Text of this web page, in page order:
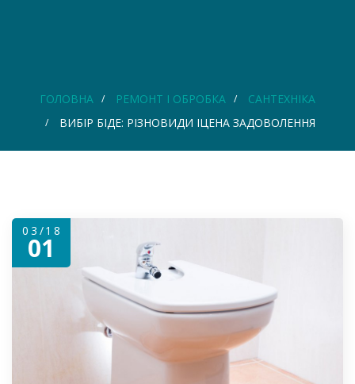
ГОЛОВНА РЕМОНТ І ОБРОБКА
САНТЕХНІКА
ВИБІР БІДЕ: РІЗНОВИДИ ІЦЕНА ЗАДОВОЛЕННЯ
03/18
01